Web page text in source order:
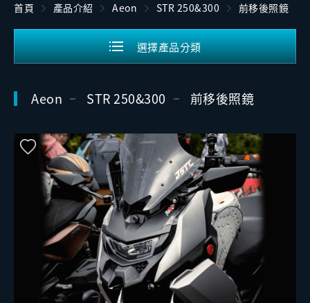
首頁 產品介紹 Aeon STR 250&300 前移後照鏡
選擇產品分類
Aeon STR 250&300 前移後照鏡